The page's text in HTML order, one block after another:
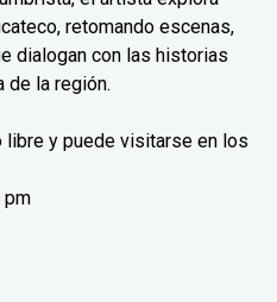
retomando escenas,
dialogan con las historias
de la región.
y puede visitarse en los
pm